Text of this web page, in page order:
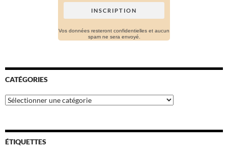
Vos données resteront confidentielles et aucun
spam ne sera envoyé.
CATÉGORIES
Catégories
ÉTIQUETTES